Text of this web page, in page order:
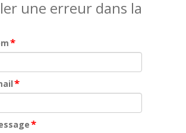
une erreur dans la
*
*
*